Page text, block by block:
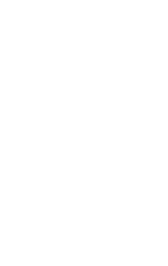
服務後，再付款。
帳流程】
先享後付」後，將跳
將收到繳費通知簡訊。
14天內，點擊此簡訊中的
方式進行付款，方視為交
先享後付 」之結帳頁
取消欲退款等相關疑問，
含以上)免運費
含以上)免運費
含以上)免運費